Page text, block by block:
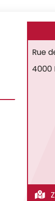
Rue
4000